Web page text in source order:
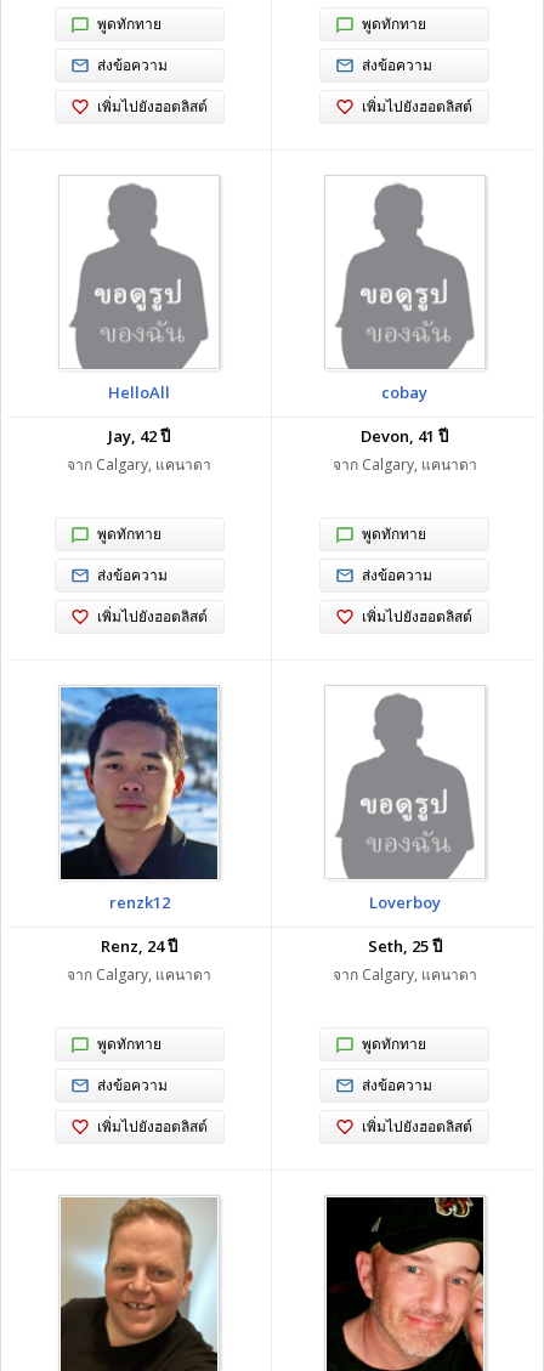
พูดทักทาย
ส่งข้อความ
เพิ่มไปยังฮอตลิสต์
พูดทักทาย
ส่งข้อความ
เพิ่มไปยังฮอตลิสต์
HelloAll
Jay, 42 ปี
จาก Calgary, แคนาดา
พูดทักทาย
ส่งข้อความ
เพิ่มไปยังฮอตลิสต์
cobay
Devon, 41 ปี
จาก Calgary, แคนาดา
พูดทักทาย
ส่งข้อความ
เพิ่มไปยังฮอตลิสต์
renzk12
Renz, 24 ปี
จาก Calgary, แคนาดา
พูดทักทาย
ส่งข้อความ
เพิ่มไปยังฮอตลิสต์
Loverboy
Seth, 25 ปี
จาก Calgary, แคนาดา
พูดทักทาย
ส่งข้อความ
เพิ่มไปยังฮอตลิสต์